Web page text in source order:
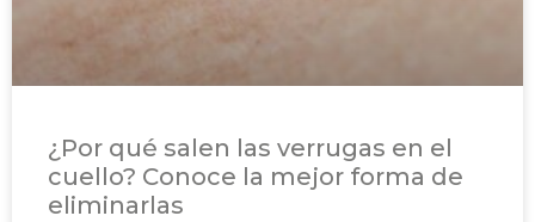
¿Por qué salen las verrugas en el
cuello? Conoce la mejor forma de
eliminarlas